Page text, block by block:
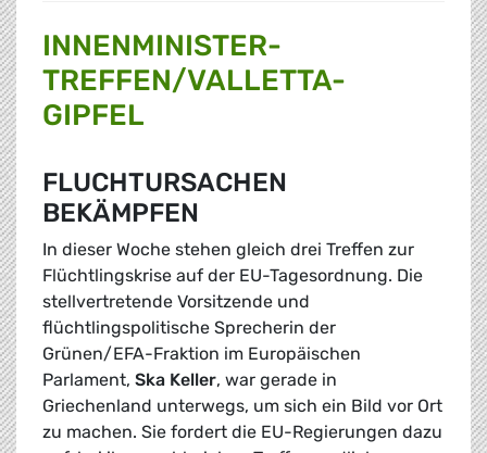
INNENMINISTER-
TREFFEN/VALLETTA-
GIPFEL
FLUCHTURSACHEN
BEKÄMPFEN
In dieser Woche stehen gleich drei Treffen zur
Flüchtlingskrise auf der EU-Tagesordnung. Die
stellvertretende Vorsitzende und
flüchtlingspolitische Sprecherin der
Grünen/EFA-Fraktion im Europäischen
Parlament, Ska Keller, war gerade in
Griechenland unterwegs, um sich ein Bild vor Ort
zu machen. Sie fordert die EU-Regierungen dazu